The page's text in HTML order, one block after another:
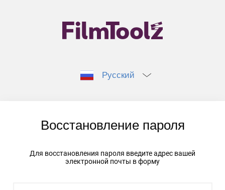
Русский
Восстановление пароля
Для восстановления пароля введите адрес вашей
электронной почты в форму